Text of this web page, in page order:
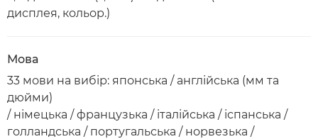
дисплея, кольор.)
Мова
33 мови на вибір: японська / англійська (мм та
дюйми)
/ німецька / французька / італійська / іспанська /
голландська / португальська / норвезька /